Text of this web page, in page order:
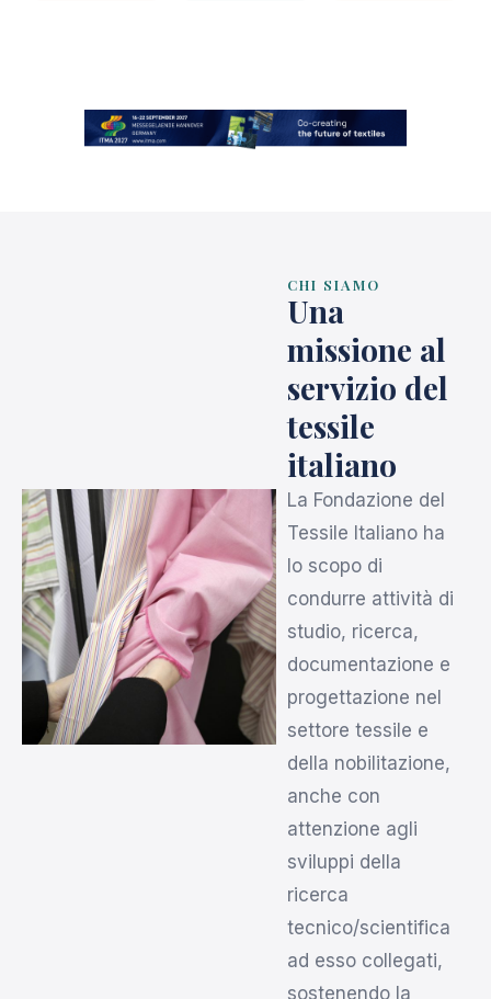
CHI SIAMO
Una
missione al
servizio del
tessile
italiano
La Fondazione del
Tessile Italiano ha
lo scopo di
condurre attività di
studio, ricerca,
documentazione e
progettazione nel
settore tessile e
della nobilitazione,
anche con
attenzione agli
sviluppi della
ricerca
tecnico/scientifica
ad esso collegati,
sostenendo la